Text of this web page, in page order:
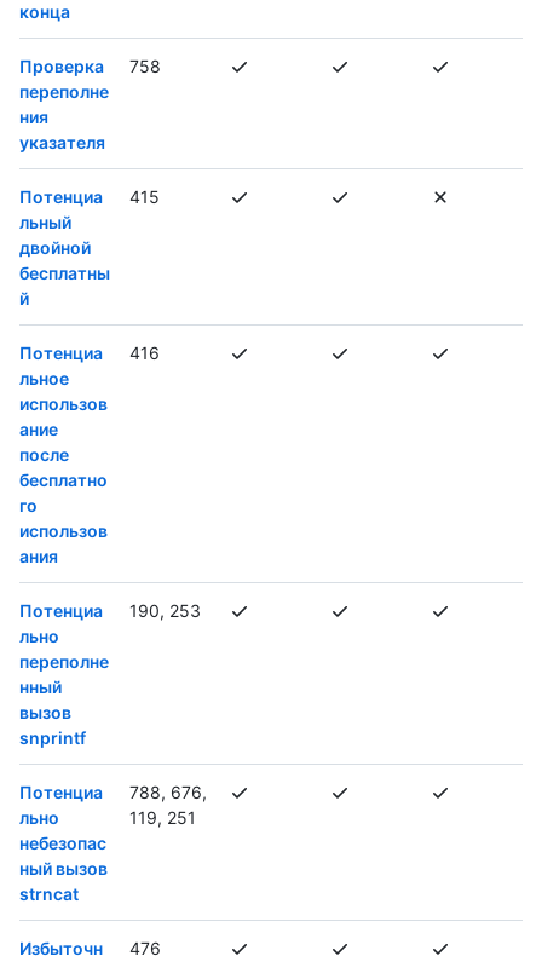
конца
Проверка
переполне
ния
указателя
758
Потенциа
льный
двойной
бесплатны
й
415
Потенциа
льное
использов
ание
после
бесплатно
го
использов
ания
416
Потенциа
льно
переполне
нный
вызов
snprintf
190, 253
Потенциа
льно
небезопас
ный вызов
strncat
788, 676,
119, 251
Избыточн
476